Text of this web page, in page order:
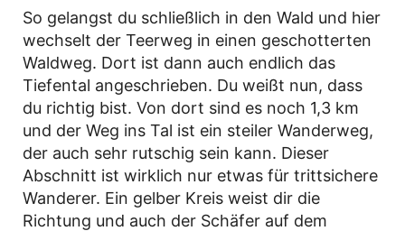
So gelangst du schließlich in den Wald und hier
wechselt der Teerweg in einen geschotterten
Waldweg. Dort ist dann auch endlich das
Tiefental angeschrieben. Du weißt nun, dass
du richtig bist. Von dort sind es noch 1,3 km
und der Weg ins Tal ist ein steiler Wanderweg,
der auch sehr rutschig sein kann. Dieser
Abschnitt ist wirklich nur etwas für trittsichere
Wanderer. Ein gelber Kreis weist dir die
Richtung und auch der Schäfer auf dem